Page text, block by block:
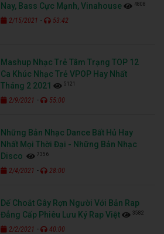
Nay, Bass Cực Mạnh, Vinahouse
4808
2/15/2021 - 53:42
Mashup Nhạc Trẻ Tâm Trạng TOP 12
Ca Khúc Nhạc Trẻ VPOP Hay Nhất
Tháng 2 2021
5121
2/9/2021 - 55:00
Những Bản Nhạc Dance Bất Hủ Hay
Nhất Mọi Thời Đại - Những Bản Nhạc
Disco
7356
2/4/2021 - 28:00
Dế Choắt Gây Rợn Người Với Bản Rap
Đẳng Cấp Phiêu Lưu Ký Rap Việt
3582
2/2/2021 - 40:00